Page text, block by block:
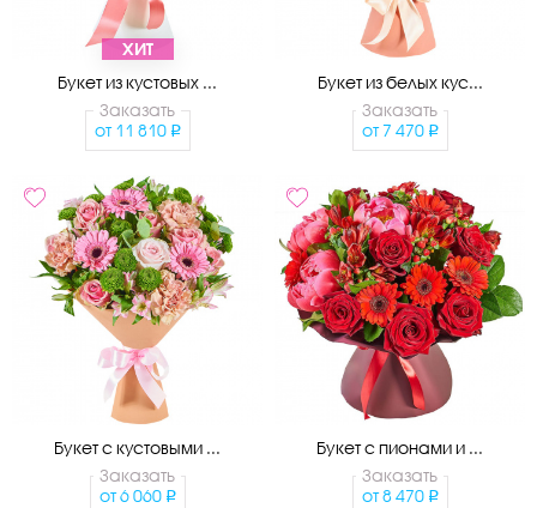
ХИТ
Букет из кустовых ...
Заказать
от 11 810
Букет из белых кус...
Заказать
от 7 470
Букет с кустовыми ...
Заказать
от 6 060
Букет с пионами и ...
Заказать
от 8 470